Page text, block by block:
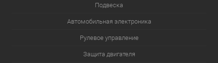
Подвеска
Автомобильная электроника
Рулевое управление
Защита двигателя